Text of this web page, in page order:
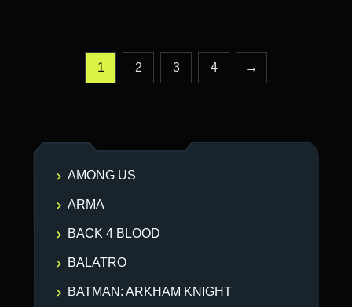
1 2 3 4 →
AMONG US
ARMA
BACK 4 BLOOD
BALATRO
BATMAN: ARKHAM KNIGHT